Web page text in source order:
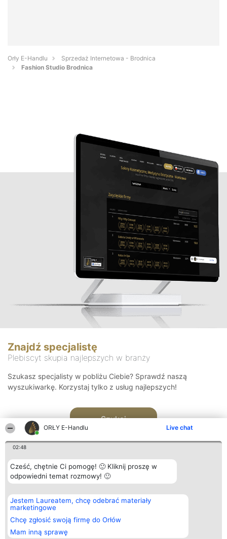
ORŁY E-Handlu Live chat
02:48
Cześć, chętnie Ci pomogę! 🙂 Kliknij proszę w
odpowiedni temat rozmowy! 🙂
Jestem Laureatem, chcę odebrać materiały
marketingowe
Chcę zgłosić swoją firmę do Orłów
Mam inną sprawę
Orły E-Handlu
Sprzedaż Internetowa - Brodnica
Fashion Studio Brodnica
Znajdź specjalistę
Plebiscyt skupia najlepszych w branży
Szukasz specjalisty w pobliżu Ciebie? Sprawdź naszą
wyszukiwarkę. Korzystaj tylko z usług najlepszych!
Szukaj
Organizator plebiscytu
Bright Side Solutions sp. z o.
o. sp. k.
ul. Ruska 22
Wrocław 50-079
KRS 0000749100 | Regon
Plebiscyt
Laureaci
wszystkich
Laureatów
Kontakt
Kontakt